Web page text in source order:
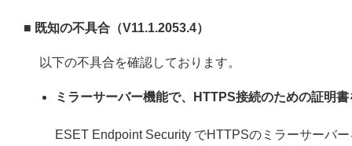
■ 既知の不具合（V11.1.2053.4）
以下の不具合を確認しております。
ミラーサーバー機能で、HTTPS接続のための証明
ESET Endpoint Security でHTTPSのミラーサーバ